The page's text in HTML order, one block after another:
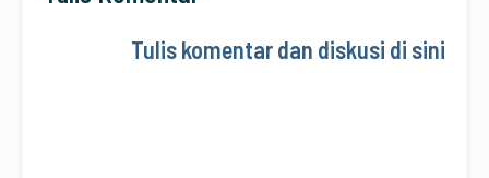
Tulis komentar dan diskusi di sini